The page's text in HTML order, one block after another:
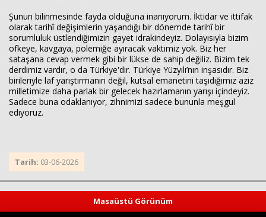
Şunun bilinmesinde fayda olduğuna inanıyorum. İktidar ve ittifak
olarak tarihî değişimlerin yaşandığı bir dönemde tarihî bir
sorumluluk üstlendiğimizin gayet idrakindeyiz. Dolayısıyla bizim
öfkeye, kavgaya, polemiğe ayıracak vaktimiz yok. Biz her
sataşana cevap vermek gibi bir lükse de sahip değiliz. Bizim tek
derdimiz vardır, o da Türkiye'dir. Türkiye Yüzyılı’nın inşasıdır. Biz
birileriyle laf yarıştırmanın değil, kutsal emanetini taşıdığımız aziz
milletimize daha parlak bir gelecek hazırlamanın yarışı içindeyiz.
Sadece buna odaklanıyor, zihnimizi sadece bununla meşgul
ediyoruz.
Tarih: 03-06-2026
Masaüstü Görünüm